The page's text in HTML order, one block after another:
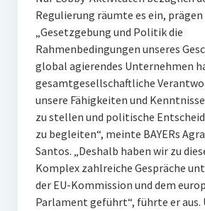
Regulierung räumte es ein, prägen
„Gesetzgebung und Politik die
Rahmenbedingungen unseres
global agierendes Unternehmen
gesamtgesellschaftliche
unsere Fähigkeiten und
zu stellen und politische
zu begleiten“, meinte BAYERs
Santos. „Deshalb haben wir zu
Komplex zahlreiche Gespräche
der EU-Kommission und dem
Parlament geführt“, führte er aus.